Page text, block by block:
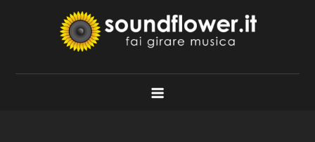
Soundflower.it
Fai Girare Musica